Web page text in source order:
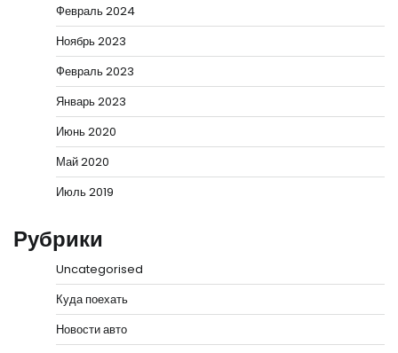
Февраль 2024
Ноябрь 2023
Февраль 2023
Январь 2023
Июнь 2020
Май 2020
Июль 2019
Рубрики
Uncategorised
Куда поехать
Новости авто